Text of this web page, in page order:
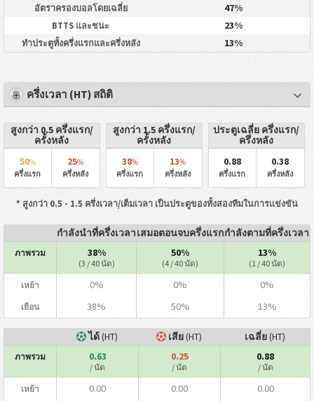
อัตราครองบอลโดยเฉลี่ย 47%
BTTS และชนะ 23%
ทำประตูทั้งครึ่งแรกและครึ่งหลัง 13%
ครึ่งเวลา (HT) สถิติ
สูงกว่า 0.5 ครึ่งแรก/
ครั้งหลัง
50%
ครึ่งแรก
25%
ครึ่งหลัง
สูงกว่า 1.5 ครึ่งแรก/
ครั้งหลัง
38%
ครึ่งแรก
13%
ครึ่งหลัง
ประตูเฉลี่ย ครึ่งแรก/
ครึ่งหลัง
0.88
ครึ่งแรก
0.38
ครึ่งหลัง
* สูงกว่า 0.5 - 1.5 ครึ่งเวลา/เต็มเวลา เป็นประตูของทั้งสองทีมในการแข่งขัน
กำลังนำที่ครึ่งเวลาเสมอตอนจบครึ่งแรกกำลังตามที่ครึ่งเวลา
ภาพรวม 38%
(3 / 40 นัด)
50%
(4 / 40 นัด)
13%
(1 / 40 นัด)
เหย้า 0% 0% 0%
เยือน 38% 50% 13%
ได้(HT) เสีย(HT) เฉลี่ย(HT)
ภาพรวม 0.63
/ นัด
0.25
/ นัด
0.88
/ นัด
เหย้า 0.00 0.00 0.00